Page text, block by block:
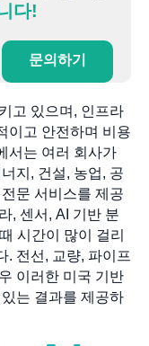
다!
문의하기
고 있으며, 인프라
이고 안전하며 비용
서는 여러 회사가
지, 건설, 농업, 공
문 서비스를 제공
, 센서, AI 기반 분
시간이 많이 걸리
. 전선, 교량, 파이프
이러한 미국 기반
는 결과를 제공하